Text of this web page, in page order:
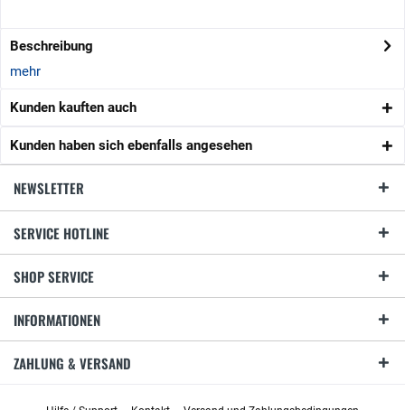
Beschreibung
mehr
Kunden kauften auch
Kunden haben sich ebenfalls angesehen
NEWSLETTER
SERVICE HOTLINE
SHOP SERVICE
INFORMATIONEN
ZAHLUNG & VERSAND